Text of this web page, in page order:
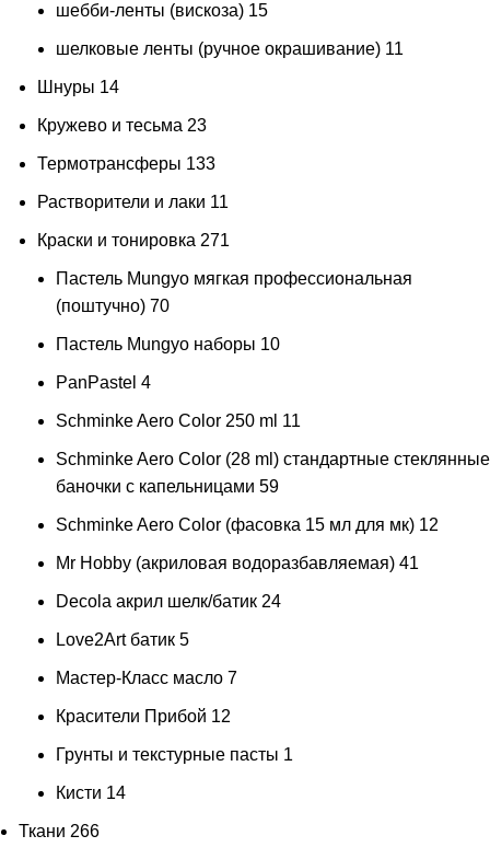
шебби-ленты (вискоза) 15
шелковые ленты (ручное окрашивание) 11
Шнуры 14
Кружево и тесьма 23
Термотрансферы 133
Растворители и лаки 11
Краски и тонировка 271
Пастель Mungyo мягкая профессиональная
(поштучно) 70
Пастель Mungyo наборы 10
PanPastel 4
Schminke Aero Color 250 ml 11
Schminke Aero Color (28 ml) стандартные стеклянные
баночки с капельницами 59
Schminke Aero Color (фасовка 15 мл для мк) 12
Mr Hobby (акриловая водоразбавляемая) 41
Decola акрил шелк/батик 24
Love2Art батик 5
Мастер-Класс масло 7
Красители Прибой 12
Грунты и текстурные пасты 1
Кисти 14
Ткани 266